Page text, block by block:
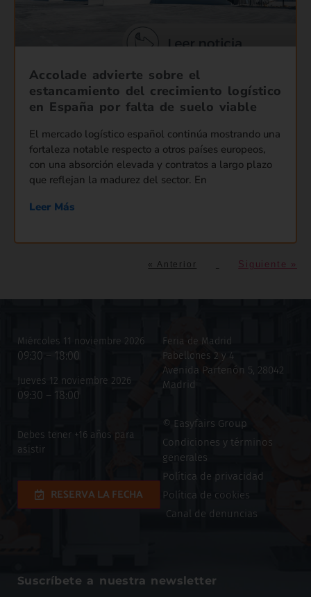
Accolade advierte sobre el
estancamiento del crecimiento logístico
en España por falta de suelo viable
El mercado logístico español continúa mostrando una
fortaleza notable respecto a otros países europeos,
con una absorción elevada y contratos a largo plazo
que reflejan la madurez del sector. En
Leer Más
« Anterior Siguiente »
Miércoles 11 noviembre 2026
09:30 – 18:00
Jueves 12 noviembre 2026
09:30 – 18:00
Debes tener +16 años para
asistir
RESERVA LA FECHA
Feria de Madrid
Pabellones 2 y 4
Avenida Partenón 5, 28042
Madrid
© Easyfairs Group
Condiciones y términos
generales
Política de privacidad
Política de cookies
Canal de denuncias
Suscríbete a nuestra newsletter